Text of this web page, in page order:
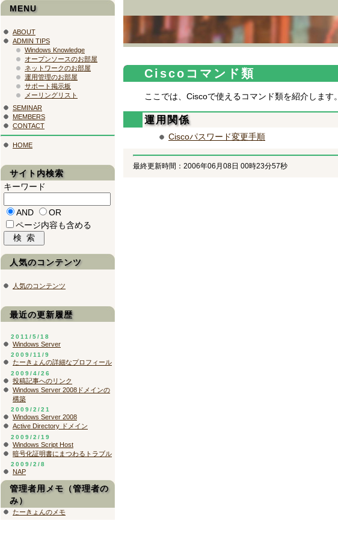
Ciscoコマンド類
ここでは、Ciscoで使えるコマンド類を紹介します。
運用関係
Ciscoパスワード変更手順
最終更新時間：2006年06月08日 00時23分57秒
MENU
ABOUT
ADMIN TIPS
Windows Knowledge
オープンソースのお部屋
ネットワークのお部屋
運用管理のお部屋
サポート掲示板
メーリングリスト
SEMINAR
MEMBERS
CONTACT
HOME
サイト内検索
キーワード
AND
OR
ページ内容も含める
人気のコンテンツ
人気のコンテンツ
最近の更新履歴
2011/5/18
Windows Server
2009/11/9
たーきょんの詳細なプロフィール
2009/4/26
投稿記事へのリンク
Windows Server 2008ドメインの
構築
2009/2/21
Windows Server 2008
Active Directory ドメイン
2009/2/19
Windows Script Host
暗号化証明書にまつわるトラブル
2009/2/8
NAP
管理者用メモ（管理者の
み）
たーきょんのメモ